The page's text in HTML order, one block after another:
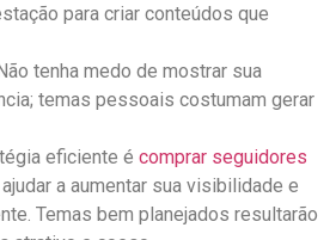
para criar conteúdos que
Não tenha medo de mostrar sua
temas pessoais costumam gerar
eficiente é comprar ‌seguidores
a aumentar sua visibilidade e
Temas bem planejados resultarão